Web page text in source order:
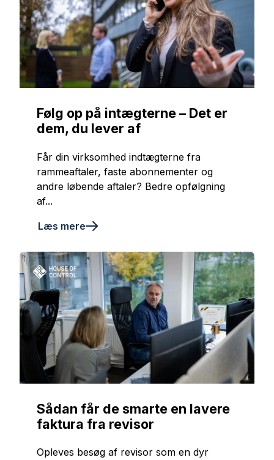
Følg op på intægterne – Det er
dem, du lever af
Får din virksomhed indtægterne fra
rammeaftaler, faste abonnementer og
andre løbende aftaler? Bedre opfølgning
af...
Læs mere
Sådan får de smarte en lavere
faktura fra revisor
Opleves besøg af revisor som en dyr